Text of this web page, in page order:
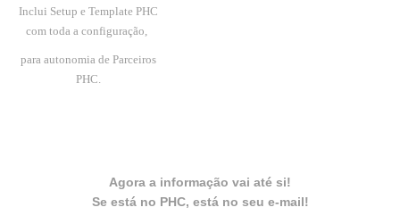
Inclui Setup e Template PHC
com toda a configuração,
para autonomia de Parceiros
PHC.
Agora a informação vai até si!
Se está no PHC, está no seu e-mail!